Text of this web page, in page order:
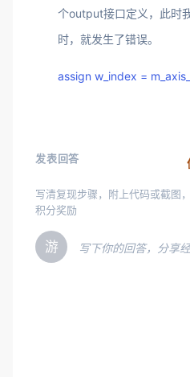
个output接口定义，此时
时，就发生了错误。
assign w_index =
发表回答
写清复现步骤，附上代码或截图
积分奖励
游 写下你的回答，分享